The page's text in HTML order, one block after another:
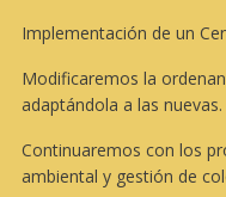
Implementación de un
Modificaremos la
adaptándola a las nuevas.
Continuaremos con los
ambiental y gestión de